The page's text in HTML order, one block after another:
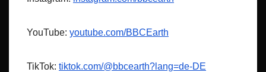
YouTube: youtube.com/BBCEarth
TikTok: tiktok.com/@bbcearth?lang=de-DE